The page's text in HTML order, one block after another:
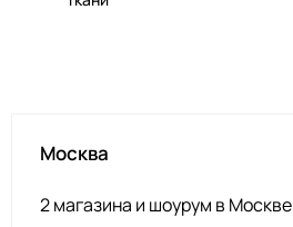
зелёный
Нас.
Яр. жёлтый
2400000591467
Москва
2 магазина и шоурум в Москве